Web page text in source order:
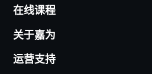
在线课程
关于嘉为
运营支持